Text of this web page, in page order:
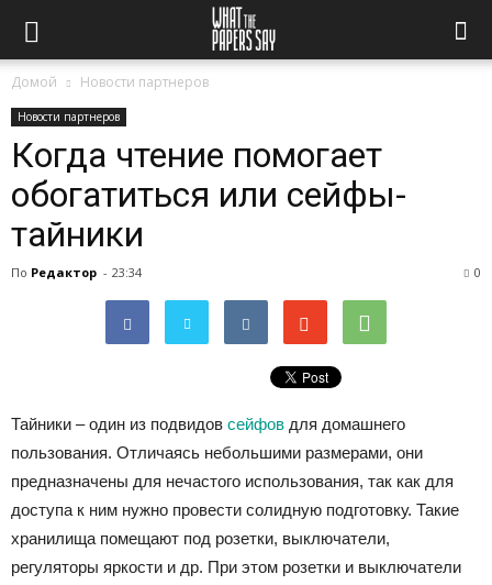
Домой Новости партнеров
Новости партнеров
Когда чтение помогает
обогатиться или сейфы-
тайники
По Редактор - 23:34 0
Тайники – один из подвидов сейфов для домашнего
пользования. Отличаясь небольшими размерами, они
предназначены для нечастого использования, так как для
доступа к ним нужно провести солидную подготовку. Такие
хранилища помещают под розетки, выключатели,
регуляторы яркости и др. При этом розетки и выключатели